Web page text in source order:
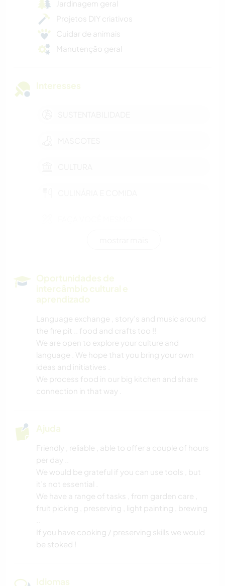
Jardinagem geral
Projetos DIY criativos
Cuidar de animais
Manutenção geral
Interesses
ESPORTES AQUÁTICOS
NATURALEZA
PRAIA
Oportunidades de
intercâmbio cultural e
aprendizado
Language exchange , story’s and music around
the fire pit .. food and crafts too !!
We are open to explore your culture and
language . We hope that you bring your own
ideas and initiatives .
We process food in our big kitchen and share
connection in that way .
Ajuda
Friendly , reliable , able to offer a couple of hours
per day ..
We would be grateful if you can use tools , but
it’s not essential .
We have a range of tasks , from garden care ,
fruit picking , preserving , light painting , brewing
If you have cooking / preserving skills we would
be stoked !
Idiomas